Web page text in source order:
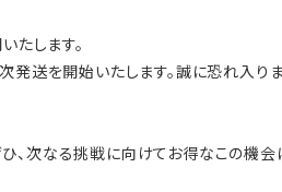
たします。
発送を開始いたします。誠に恐れ入
、次なる挑戦に向けてお得なこの機